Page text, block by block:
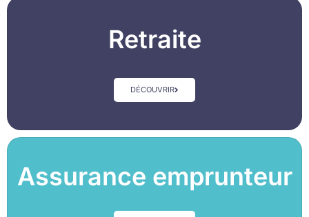
Retraite
DÉCOUVRIR
Assurance emprunteur